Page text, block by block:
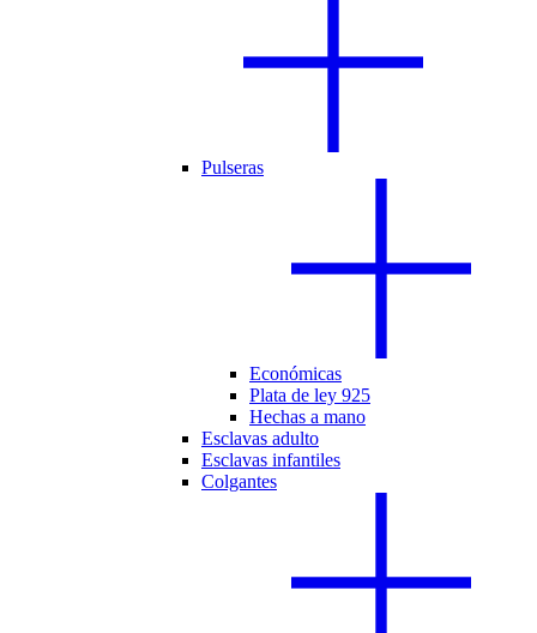
Pulseras
Económicas
Plata de ley 925
Hechas a mano
Esclavas adulto
Esclavas infantiles
Colgantes